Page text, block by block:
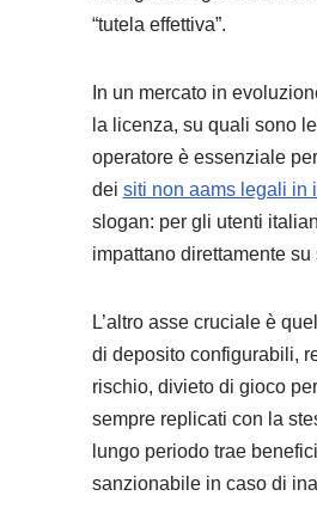
“tutela effettiva”.
In un mercato in
la licenza, su quali sono
operatore è essenziale
dei siti non aams legali in
slogan: per gli utenti
impattano direttamente
L’altro asse cruciale è
di deposito configurabili,
rischio, divieto di gioco
sempre replicati con la
lungo periodo trae
sanzionabile in caso di